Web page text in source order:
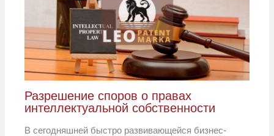
Разрешение споров о правах
интеллектуальной собственности
В сегодняшней быстро развивающейся бизнес-